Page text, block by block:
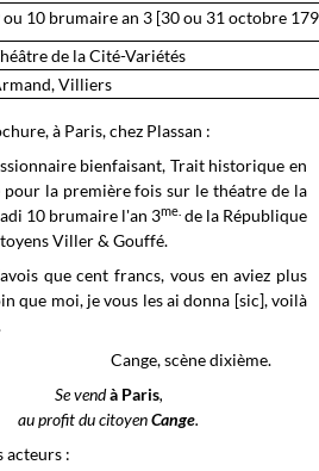
ou 10 brumaire an 3 [30 ou 31 octobre
de la Cité-Variétés
Villiers
à Paris, chez Plassan :
bienfaisant, Trait historique en
pour la première fois sur le théatre de la
10 brumaire l'an 3me. de la République
Viller & Gouffé.
que cent francs, vous en aviez plus
que moi, je vous les ai donna [sic], voilà
Cange, scène dixième.
Se vendà Paris,
au profit du citoyenCange.
acteurs :